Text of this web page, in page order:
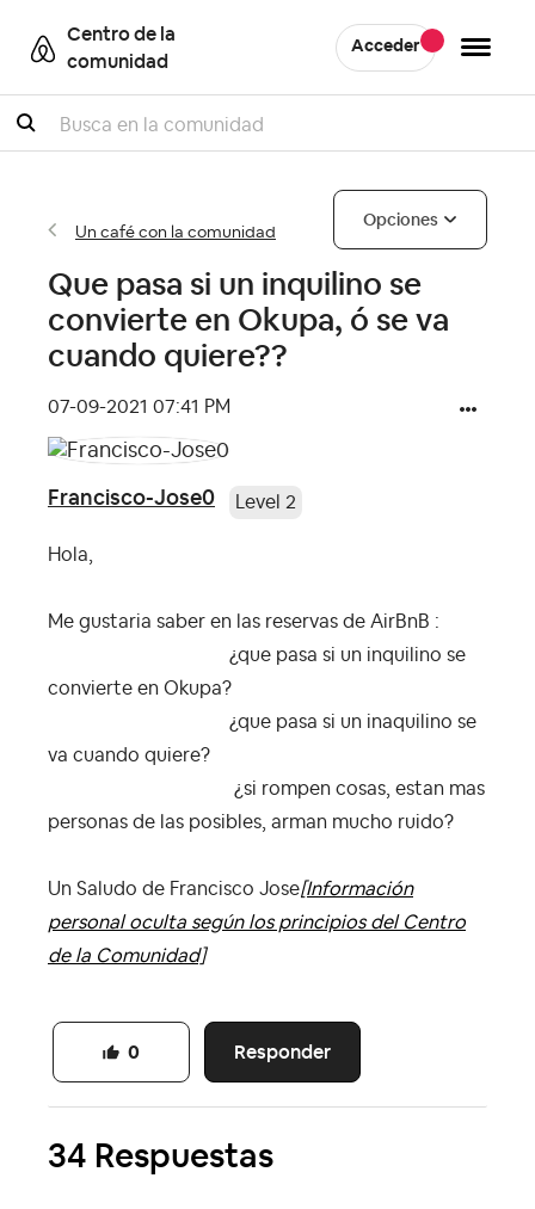
Centro de la
comunidad
Acceder
Buscar
Un café con la comunidad
Opciones
Que pasa si un inquilino se
convierte en Okupa, ó se va
cuando quiere??
‎07-09-2021 07:41 PM
Francisco-Jose0 Level 2
Hola,
Me gustaria saber en las reservas de AirBnB :
¿que pasa si un inquilino se
convierte en Okupa?
¿que pasa si un inaquilino se
va cuando quiere?
¿si rompen cosas, estan mas
personas de las posibles, arman mucho ruido?
Un Saludo de Francisco Jose[Información
personal oculta según los principios del Centro
de la Comunidad]
Responder
0
34 Respuestas